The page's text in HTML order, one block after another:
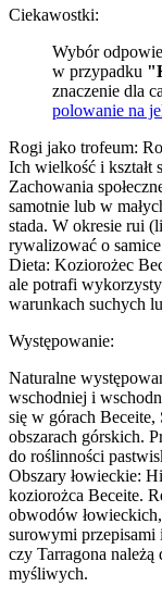
Ciekawostki:
Wybór
w przypadku
znaczenie dla
polowanie na
Rogi jako trofeum:
Ich wielkość i kształt
Zachowania
samotnie lub w
stada. W okresie rui
rywalizować o
Dieta: Koziorożec
ale potrafi
warunkach suchych
Występowanie:
Naturalne
wschodniej i
się w górach Beceite,
obszarach górskich.
do roślinności
Obszary łowieckie:
koziorożca Beceite.
obwodów
surowymi przepisami
czy Tarragona
myśliwych.